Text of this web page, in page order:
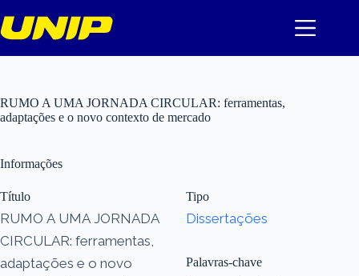
para
o
RUMO A UMA JORNADA CIRCULAR: ferramentas,
adaptações e o novo contexto de mercado
Informações
Título
RUMO A UMA JORNADA
CIRCULAR: ferramentas,
adaptações e o novo
Tipo
Dissertações
Palavras-chave